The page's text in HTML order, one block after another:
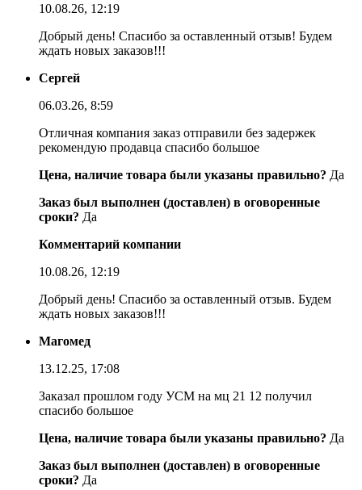
10.08.26, 12:19
Добрый день! Спасибо за оставленный отзыв! Будем
ждать новых заказов!!!
Сергей
06.03.26, 8:59
Отличная компания заказ отправили без задержек
рекомендую продавца спасибо большое
Цена, наличие товара были указаны правильно? Да
Заказ был выполнен (доставлен) в оговоренные
сроки? Да
Комментарий компании
10.08.26, 12:19
Добрый день! Спасибо за оставленный отзыв. Будем
ждать новых заказов!!!
Магомед
13.12.25, 17:08
Заказал прошлом году УСМ на мц 21 12 получил
спасибо большое
Цена, наличие товара были указаны правильно? Да
Заказ был выполнен (доставлен) в оговоренные
сроки? Да